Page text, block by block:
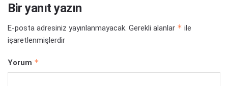
Bir yanıt yazın
E-posta adresiniz yayınlanmayacak. Gerekli alanlar * ile
işaretlenmişlerdir
Yorum *